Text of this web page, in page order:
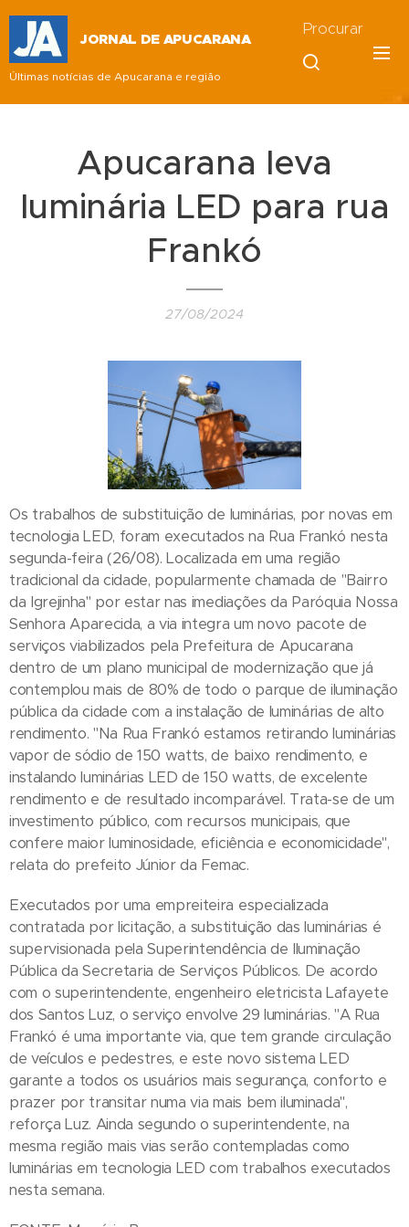
JORNAL DE APUCARANA
Últimas notícias de Apucarana e região
Procurar
Apucarana leva
luminária LED para rua
Frankó
27/08/2024
Os trabalhos de substituição de luminárias, por novas em
tecnologia LED, foram executados na Rua Frankó nesta
segunda-feira (26/08). Localizada em uma região
tradicional da cidade, popularmente chamada de "Bairro
da Igrejinha" por estar nas imediações da Paróquia Nossa
Senhora Aparecida, a via integra um novo pacote de
serviços viabilizados pela Prefeitura de Apucarana
dentro de um plano municipal de modernização que já
contemplou mais de 80% de todo o parque de iluminação
pública da cidade com a instalação de luminárias de alto
rendimento. "Na Rua Frankó estamos retirando luminárias
vapor de sódio de 150 watts, de baixo rendimento, e
instalando luminárias LED de 150 watts, de excelente
rendimento e de resultado incomparável. Trata-se de um
investimento público, com recursos municipais, que
confere maior luminosidade, eficiência e economicidade",
relata do prefeito Júnior da Femac.
Executados por uma empreiteira especializada
contratada por licitação, a substituição das luminárias é
supervisionada pela Superintendência de Iluminação
Pública da Secretaria de Serviços Públicos. De acordo
com o superintendente, engenheiro eletricista Lafayete
dos Santos Luz, o serviço envolve 29 luminárias. "A Rua
Frankó é uma importante via, que tem grande circulação
de veículos e pedestres, e este novo sistema LED
garante a todos os usuários mais segurança, conforto e
prazer por transitar numa via mais bem iluminada",
reforça Luz. Ainda segundo o superintendente, na
mesma região mais vias serão contempladas como
luminárias em tecnologia LED com trabalhos executados
nesta semana.